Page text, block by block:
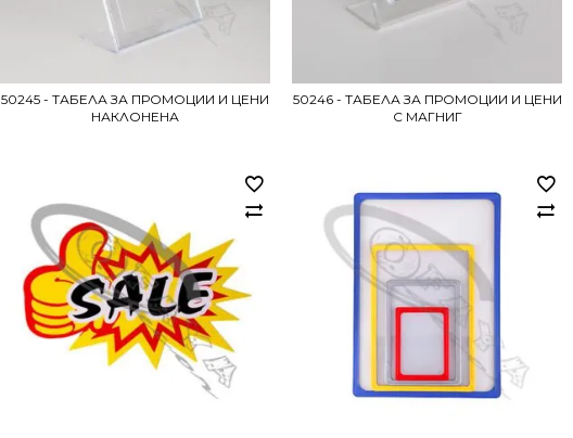
50245 - ТАБЕЛА ЗА ПРОМОЦИИ И ЦЕНИ
НАКЛОНЕНА
50246 - ТАБЕЛА ЗА ПРОМОЦИИ И ЦЕНИ
С МАГНИГ